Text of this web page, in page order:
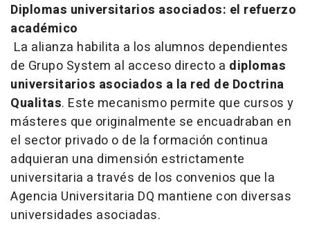
Diplomas universitarios asociados: el refuerzo
académico
La alianza habilita a los alumnos dependientes
de Grupo System al acceso directo a diplomas
universitarios asociados a la red de Doctrina
Qualitas. Este mecanismo permite que cursos y
másteres que originalmente se encuadraban en
el sector privado o de la formación continua
adquieran una dimensión estrictamente
universitaria a través de los convenios que la
Agencia Universitaria DQ mantiene con diversas
universidades asociadas.